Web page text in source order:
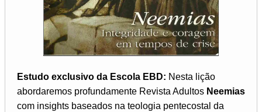
Estudo exclusivo da Escola EBD: Nesta lição
abordaremos profundamente Revista Adultos Neemias
com insights baseados na teologia pentecostal da